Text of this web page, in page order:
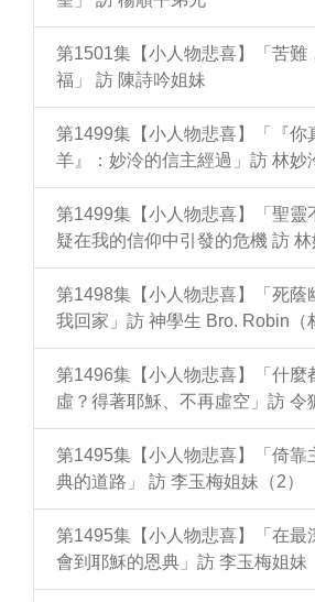
第1501集【小人物悲喜】「苦難
福」 訪 陳詩吟姐妹
第1499集【小人物悲喜】「『你
羊』：妙泠的信主經過」訪 林妙
第1499集【小人物悲喜】「聖靈
疑在我的信仰中引發的危機 訪
第1498集【小人物悲喜】「死蔭
我回家」訪 神學生 Bro. Robin（
第1496集【小人物悲喜】「什麼
虛？得著耶穌、不再虛空」訪 令
第1495集【小人物悲喜】「倚靠
典的道路」 訪 李玉梅姐妹（2）
第1495集【小人物悲喜】「在最
會到耶穌的恩典」訪 李玉梅姐妹